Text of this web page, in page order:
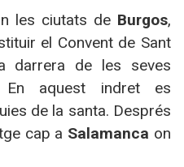
les ciutats de Burgos,
el Convent de Sant
darrera de les seves
En aquest indret es
de la santa. Després
cap a Salamanca on